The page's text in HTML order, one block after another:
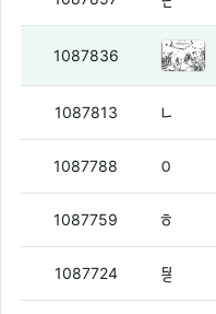
1087836
1087813
1087788
1087759
1087724